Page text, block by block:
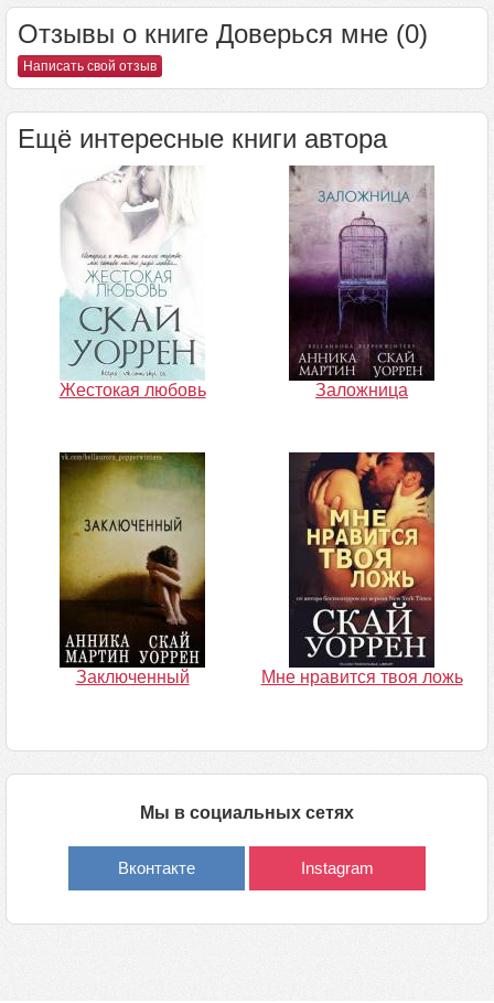
Отзывы о книге Доверься мне (0)
Написать свой отзыв
Ещё интересные книги автора
Жестокая любовь Заложница
Заключенный Мне нравится твоя ложь
Мы в социальных сетях
Вконтакте Instagram